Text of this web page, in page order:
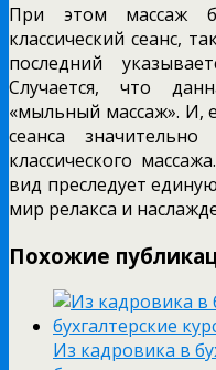
При этом массаж
классический сеанс,
последний
Случается, что
«мыльный массаж». И,
сеанса
классического
вид преследует
мир релакса и
Похожие
Из кадровика в